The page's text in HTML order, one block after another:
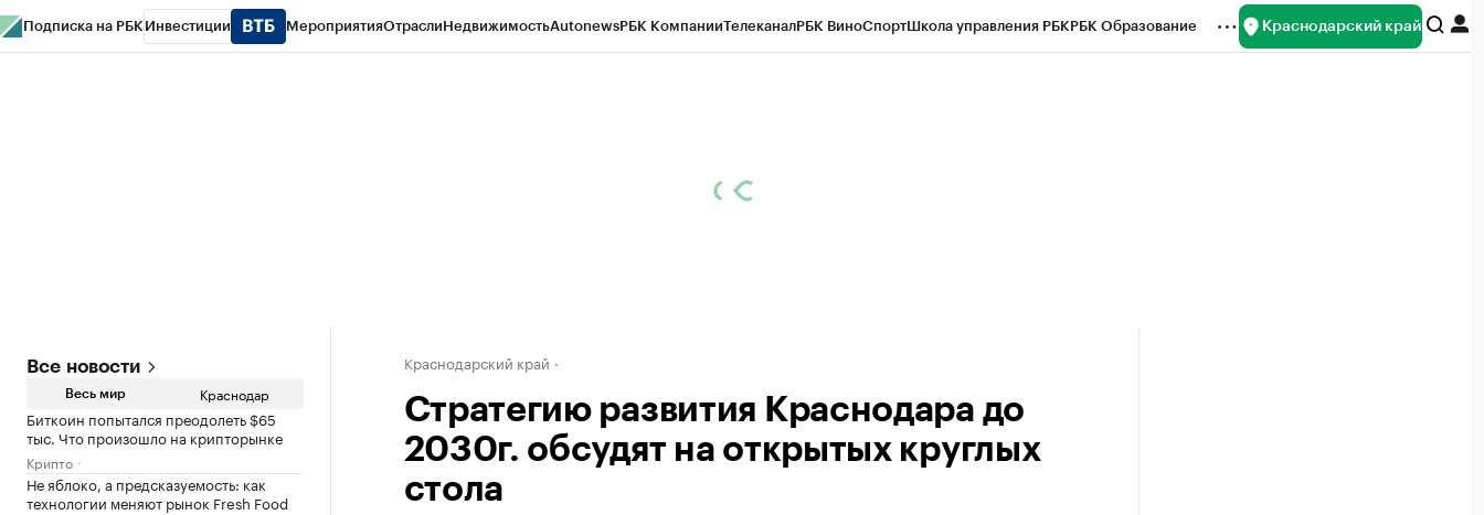
Подписка на РБК Инвестиции МероприятияОтраслиНедвижимостьAutonewsРБК КомпанииТелеканалРБК ВиноСпортШкола управления РБКРБК Образование Краснодарский край
Все новости
Весь мир Краснодар
Биткоин попытался преодолеть $65
тыс. Что произошло на крипторынке
Крипто
Не яблоко, а предсказуемость: как
технологии меняют рынок Fresh Food
Краснодарский край
Стратегию развития Краснодара до
2030г. обсудят на открытых круглых
стола